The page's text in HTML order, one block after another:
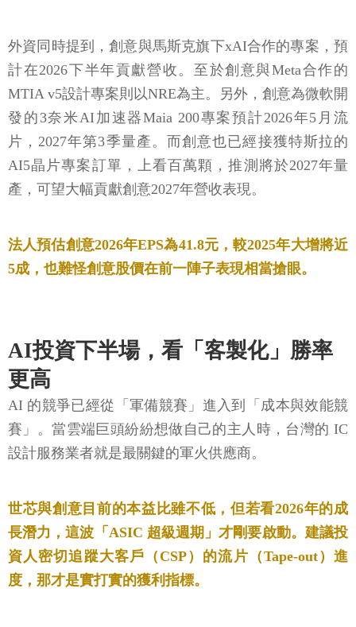
外資同時提到，創意與馬斯克旗下xAI合作的專案，預
計在2026下半年貢獻營收。至於創意與Meta合作的
MTIA v5設計專案則以NRE為主。另外，創意為微軟開
發的3奈米AI加速器Maia 200專案預計2026年5月流
片，2027年第3季量產。而創意也已經接獲特斯拉的
AI5晶片專案訂單，上看百萬顆，推測將於2027年量
產，可望大幅貢獻創意2027年營收表現。
法人預估創意2026年EPS為41.8元，較2025年大增將近
5成，也難怪創意股價在前一陣子表現相當搶眼。
AI投資下半場，看「客製化」勝率
更高
AI 的競爭已經從「軍備競賽」進入到「成本與效能競
賽」。當雲端巨頭紛紛想做自己的主人時，台灣的 IC
設計服務業者就是最關鍵的軍火供應商。
世芯與創意目前的本益比雖不低，但若看2026年的成
長潛力，這波「ASIC 超級週期」才剛要啟動。建議投
資人密切追蹤大客戶（CSP）的流片（Tape-out）進
度，那才是實打實的獲利指標。